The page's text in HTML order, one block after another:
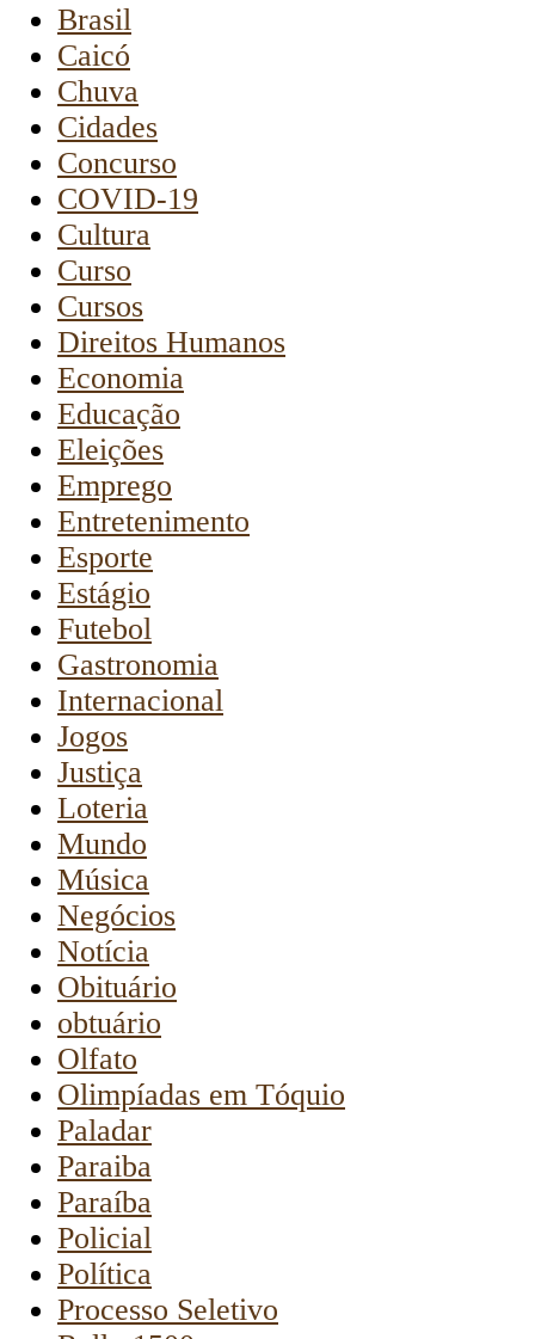
Brasil
Caicó
Chuva
Cidades
Concurso
COVID-19
Cultura
Curso
Cursos
Direitos Humanos
Economia
Educação
Eleições
Emprego
Entretenimento
Esporte
Estágio
Futebol
Gastronomia
Internacional
Jogos
Justiça
Loteria
Mundo
Música
Negócios
Notícia
Obituário
obtuário
Olfato
Olimpíadas em Tóquio
Paladar
Paraiba
Paraíba
Policial
Política
Processo Seletivo